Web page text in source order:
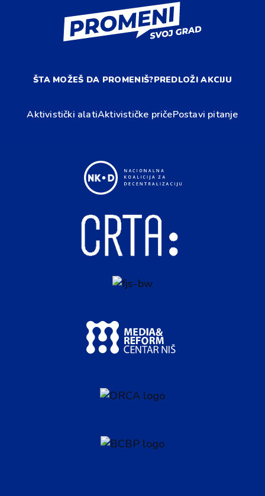
ŠTA MOŽEŠ DA PROMENIŠ?PREDLOŽI AKCIJU
Aktivistički alatiAktivističke pričePostavi pitanje